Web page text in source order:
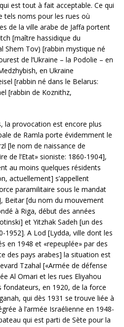
est tout à fait acceptable. Ce qui
tels noms pour les rues où
de la ville arabe de Jaffa portent
[maître hassidique du
Shem Tov) [rabbin mystique né
de l’Ukraine – la Podolie – en
en Ukraine
[rabbin né dans le Belarus:
[rabbin de Koznithz,
la provocation est encore plus
de Ramla porte évidemment le
[le nom de naissance de
de l’Etat» sioniste: 1860-1904],
au moins quelques résidents
actuellement] s’appellent
paramilitaire sous le mandat
Beitar [du nom du mouvement
à Riga, début des années
et Yitzhak Sadeh [un des
1952]. A Lod [Lydda, ville dont les
en 1948 et «repeuplée» par des
des pays arabes] la situation est
Tzahal [«Armée de défense
Al Omari et les rues Eliyahou
fondateurs, en 1920, de la force
qui dès 1931 se trouve liée à
à l’armée Israélienne en 1948-
qui est parti de Sète pour la